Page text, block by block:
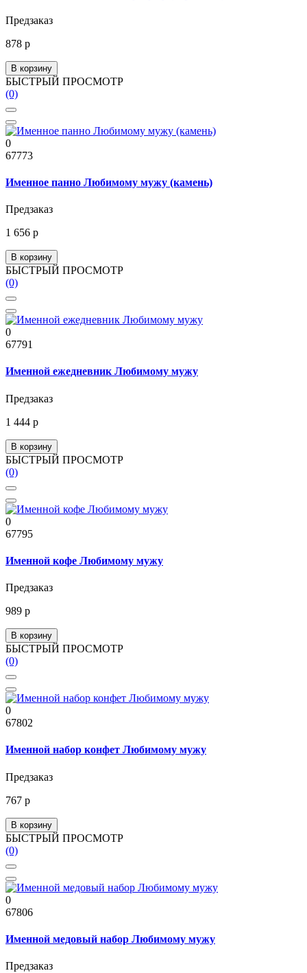
Предзаказ
878 р
В корзину
БЫСТРЫЙ ПРОСМОТР
(0)
0
67773
Именное панно Любимому мужу (камень)
Предзаказ
1 656 р
В корзину
БЫСТРЫЙ ПРОСМОТР
(0)
0
67791
Именной ежедневник Любимому мужу
Предзаказ
1 444 р
В корзину
БЫСТРЫЙ ПРОСМОТР
(0)
0
67795
Именной кофе Любимому мужу
Предзаказ
989 р
В корзину
БЫСТРЫЙ ПРОСМОТР
(0)
0
67802
Именной набор конфет Любимому мужу
Предзаказ
767 р
В корзину
БЫСТРЫЙ ПРОСМОТР
(0)
0
67806
Именной медовый набор Любимому мужу
Предзаказ